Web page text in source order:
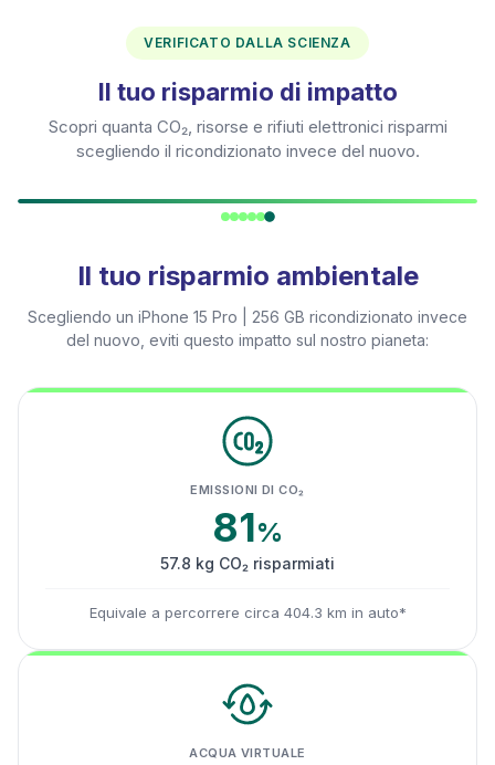
VERIFICATO DALLA SCIENZA
Il tuo risparmio di impatto
Scopri quanta CO₂, risorse e rifiuti elettronici risparmi
scegliendo il ricondizionato invece del nuovo.
Il tuo risparmio ambientale
Scegliendo un iPhone 15 Pro | 256 GB ricondizionato invece
del nuovo, eviti questo impatto sul nostro pianeta:
EMISSIONI DI CO₂
81%
57.8 kg CO₂ risparmiati
Equivale a percorrere circa 404.3 km in auto*
ACQUA VIRTUALE